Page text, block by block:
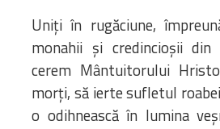
Uniți în rugăciune,
monahii și credincioșii din
cerem Mântuitorului
morți, să ierte sufletul
o odihnească în lumina